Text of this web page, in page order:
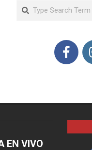
Search
EN VIVO